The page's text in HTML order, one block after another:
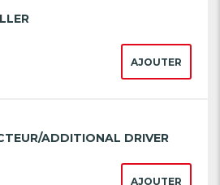
AJOUTER
ADDITIONAL DRIVER
AJOUTER